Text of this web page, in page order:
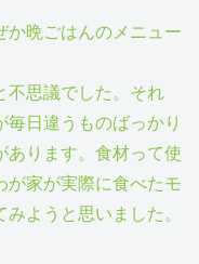
か晩ごはんのメニュー
不思議でした。それ
日違うものばっかり
あります。食材って使
が家が実際に食べたモ
ようと思いました。